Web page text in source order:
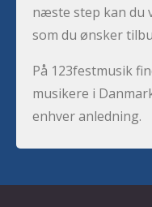
næste step kan du
som du ønsker
På 123festmusik
musikere i
enhver anledning.